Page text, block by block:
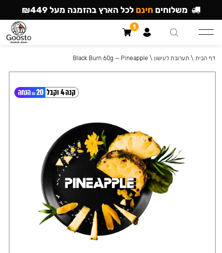
דף הבית \ תערובת לעישון \
Black Burn 60g — Pineapple
משלוחים חינם לכל הארץ בהזמנה מעל ₪449
1